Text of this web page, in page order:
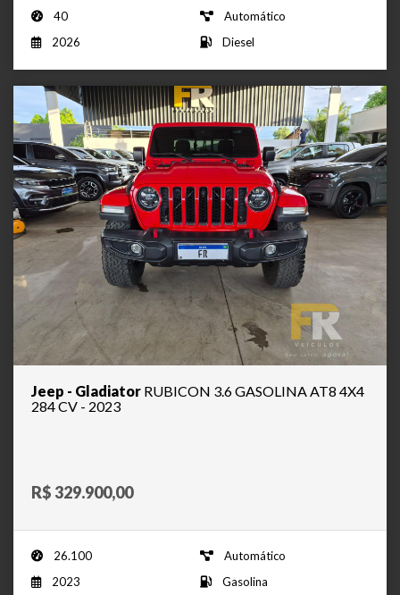
40
Automático
2026
Diesel
Jeep - Gladiator RUBICON 3.6 GASOLINA AT8 4X4
284 CV - 2023
R$ 329.900,00
26.100
Automático
2023
Gasolina